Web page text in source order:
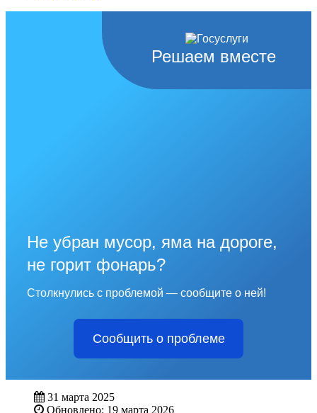
Решаем вместе
Не убран мусор, яма на дороге,
не горит фонарь?
Столкнулись с проблемой — сообщите о ней!
Сообщить о проблеме
31 марта 2025
Обновлено: 19 марта 2026